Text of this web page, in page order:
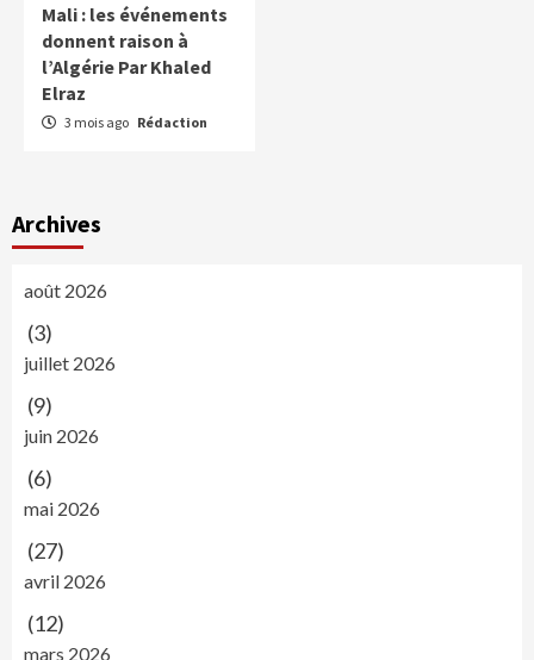
Mali : les événements
donnent raison à
l’Algérie Par Khaled
Elraz
3 mois ago Rédaction
Archives
août 2026
(3)
juillet 2026
(9)
juin 2026
(6)
mai 2026
(27)
avril 2026
(12)
mars 2026